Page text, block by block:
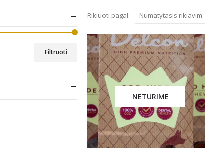
Rikiuoti pagal:
NETURIME
Filtruoti